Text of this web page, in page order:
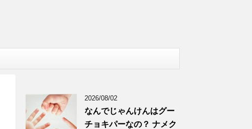
2026/08/02
なんでじゃんけんはグー
チョキパーなの？ ナメク